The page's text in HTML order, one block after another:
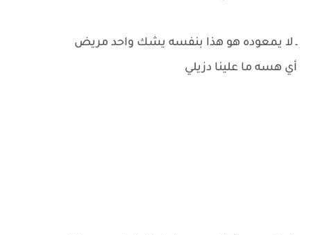
ـ لا يمعوده هو هذا بنفسه يشك واحد مريض
أي هسه ما علينا دزيلي